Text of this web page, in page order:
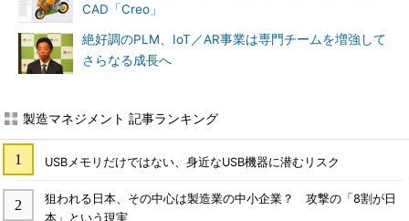
CAD「Creo」
絶好調のPLM、IoT／AR事業は専門チームを増強して
さらなる成長へ
製造マネジメント 記事ランキング
USBメモリだけではない、身近なUSB機器に潜むリスク
狙われる日本、その中心は製造業の中小企業？ 攻撃の「8割が日
本」という現実